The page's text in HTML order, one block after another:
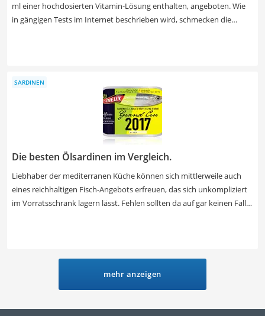
ml einer hochdosierten Vitamin-Lösung enthalten, angeboten. Wie
in gängigen Tests im Internet beschrieben wird, schmecken die
Monats-Immunkur aus unserer Vergleichstabelle, um Ihren
Organismus optimal beim Aufbau eines starken Immunsystems zu
Die besten Ölsardinen im Vergleich.
Liebhaber der mediterranen Küche können sich mittlerweile auch
eines reichhaltigen Fisch-Angebots erfreuen, das sich unkompliziert
im Vorratsschrank lagern lässt. Fehlen sollten da auf gar keinen Fall
Salat. Sardinendosen sind übrigens häufig optisch ein Hingucker und
SARDINEN
mehr anzeigen